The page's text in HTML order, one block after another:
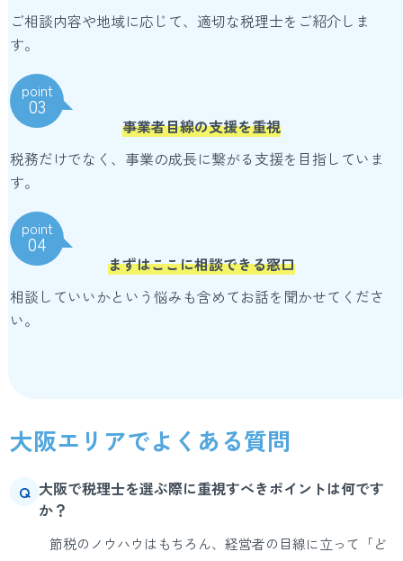
ご相談内容や地域に応じて、適切な税理士をご紹介しま
す。
point
03
事業者目線の支援を重視
税務だけでなく、事業の成長に繋がる支援を目指していま
す。
point
04
まずはここに相談できる窓口
相談していいかという悩みも含めてお話を聞かせてくださ
い。
大阪エリアでよくある質問
Q 大阪で税理士を選ぶ際に重視すべきポイントは何です
か？
節税のノウハウはもちろん、経営者の目線に立って「ど